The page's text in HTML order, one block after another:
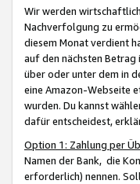
Wir werden
Nachverfolgung zu
diesem Monat verdient
auf den nächsten
über oder unter dem in
eine Amazon-Webseite
wurden. Du kannst
dafür entscheidest,
Option 1: Zahlung per
Namen der Bank, die
erforderlich) nennen.